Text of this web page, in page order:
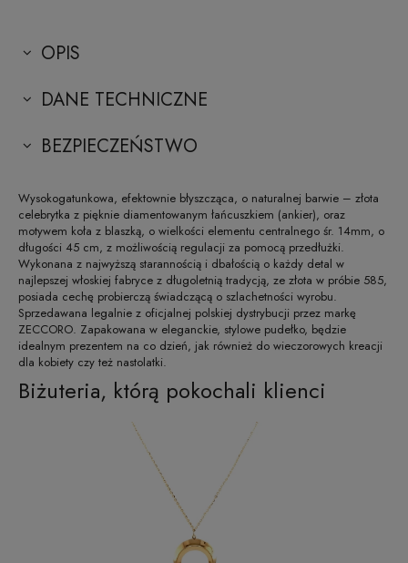
OPIS
DANE TECHNICZNE
BEZPIECZEŃSTWO
Wysokogatunkowa, efektownie błyszcząca, o naturalnej barwie – złota
celebrytka z pięknie diamentowanym łańcuszkiem (ankier), oraz
motywem koła z blaszką, o wielkości elementu centralnego śr. 14mm, o
długości 45 cm, z możliwością regulacji za pomocą przedłużki.
Wykonana z najwyższą starannością i dbałością o każdy detal w
najlepszej włoskiej fabryce z długoletnią tradycją, ze złota w próbie 585,
posiada cechę probierczą świadczącą o szlachetności wyrobu.
Sprzedawana legalnie z oficjalnej polskiej dystrybucji przez markę
ZECCORO. Zapakowana w eleganckie, stylowe pudełko, będzie
idealnym prezentem na co dzień, jak również do wieczorowych kreacji
dla kobiety czy też nastolatki.
Biżuteria, którą pokochali klienci